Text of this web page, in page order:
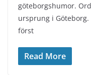
göteborgshumor.
ursprung i
först
Read More